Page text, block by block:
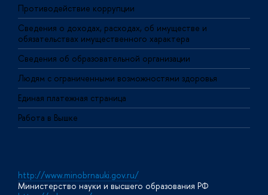
Противодействие коррупции
Сведения о доходах, расходах, об имуществе и
обязательствах имущественного характера
Сведения об образовательной организации
Людям с ограниченными возможностями здоровья
Единая платежная страница
Работа в Вышке
http://www.minobrnauki.gov.ru/
Министерство науки и высшего образования РФ